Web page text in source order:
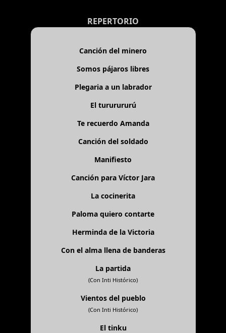
REPERTORIO
Canción del minero
Somos pájaros libres
Plegaria a un labrador
El tururururú
Te recuerdo Amanda
Canción del soldado
Manifiesto
Canción para Víctor Jara
La cocinerita
Paloma quiero contarte
Herminda de la Victoria
Con el alma llena de banderas
La partida
(Con Inti Histórico)
Vientos del pueblo
(Con Inti Histórico)
El tinku